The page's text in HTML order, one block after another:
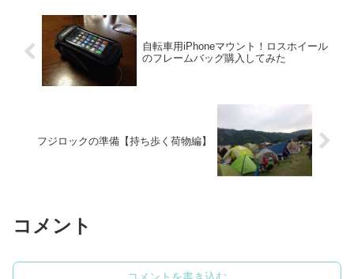
自転車用iPhoneマウント！ロスホイール
のフレームバッグ購入してみた
フジロックの準備【持ち歩く荷物編】
コメント